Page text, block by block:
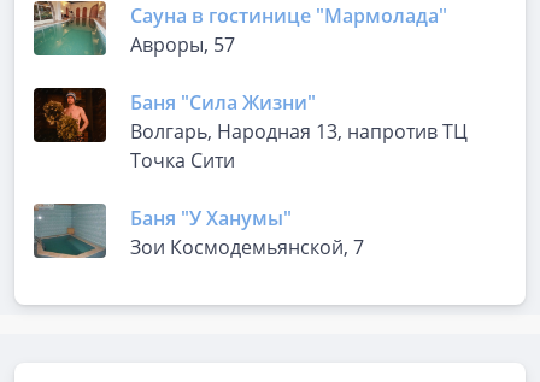
Сауна в гостинице "Мармолада"
Авроры, 57
Баня "Сила Жизни"
Волгарь, Народная 13, напротив ТЦ
Точка Сити
Баня "У Ханумы"
Зои Космодемьянской, 7